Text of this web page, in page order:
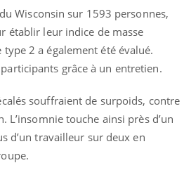
Wisconsin sur 1593 personnes,
établir leur indice de masse
2 a également été évalué.
grâce à un entretien.
souffraient de surpoids, contre
touche ainsi près d’un
d’un travailleur sur deux en